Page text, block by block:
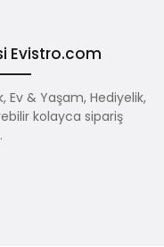
Evistro.com
Ev & Yaşam, Hediyelik,
kolayca sipariş